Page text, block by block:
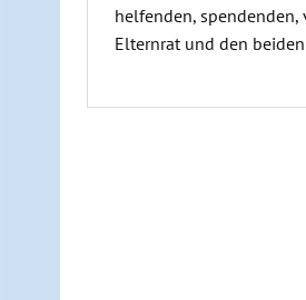
helfenden,
Elternrat und den